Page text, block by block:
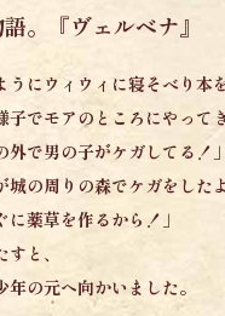
。『ヴェルベナ』
うにウィウィに寝そべり本
子でモアのところにやって
外で男の子がケガしてる！」
城の周りの森でケガをした
に薬草を作るから！」
と、
の元へ向かいました。